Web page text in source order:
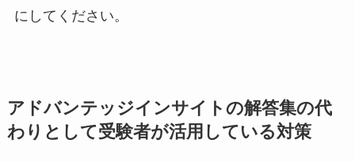
にしてください。
アドバンテッジインサイトの解答集の代
わりとして受験者が活用している対策